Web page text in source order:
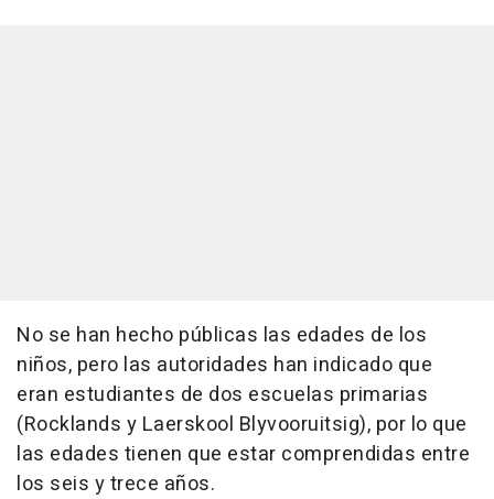
No se han hecho públicas las edades de los
niños, pero las autoridades han indicado que
eran estudiantes de dos escuelas primarias
(Rocklands y Laerskool Blyvooruitsig), por lo que
las edades tienen que estar comprendidas entre
los seis y trece años.